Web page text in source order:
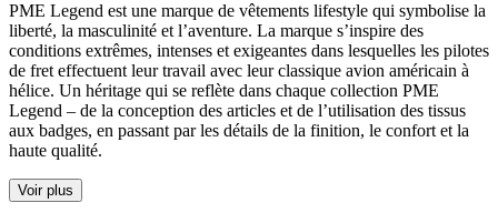
PME Legend est une marque de vêtements lifestyle qui symbolise la
liberté, la masculinité et l’aventure. La marque s’inspire des
conditions extrêmes, intenses et exigeantes dans lesquelles les pilotes
de fret effectuent leur travail avec leur classique avion américain à
hélice. Un héritage qui se reflète dans chaque collection PME
Legend – de la conception des articles et de l’utilisation des tissus
aux badges, en passant par les détails de la finition, le confort et la
haute qualité.
Voir plus